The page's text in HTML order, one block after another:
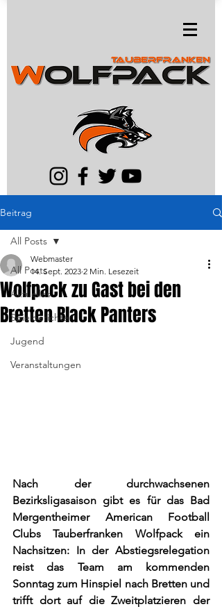
Beitrag
All Posts
Aktuelles
Spielberichte
Jugend
Veranstaltungen
All Posts
Wolfpack zu Gast bei den
Bretten Black Panters
Webmaster
14. Sept. 2023 2 Min. Lesezeit
Nach der durchwachsenen
Bezirksligasaison gibt es für das Bad
Mergentheimer American Football
Clubs Tauberfranken Wolfpack ein
Nachsitzen: In der Abstiegsrelegation
reist das Team am kommenden
Sonntag zum Hinspiel nach Bretten und
trifft dort auf die Zweitplatzieren der